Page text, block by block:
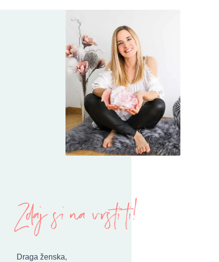
Zdaj si na vrsti ti!
Draga ženska,